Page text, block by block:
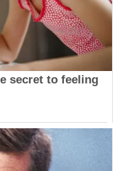
secret to feeling